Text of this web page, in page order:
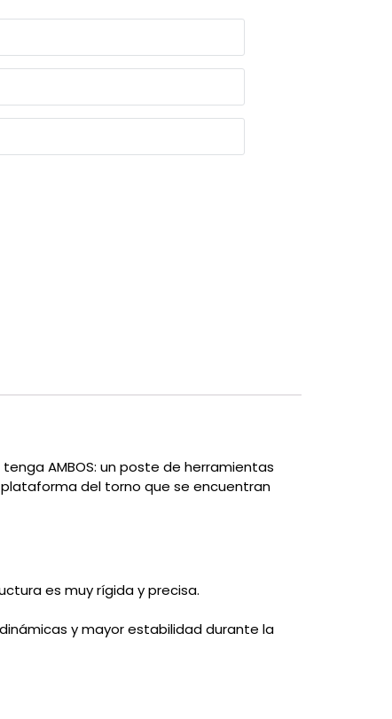
AMBOS: un poste de herramientas
del torno que se encuentran
es muy rígida y precisa.
y mayor estabilidad durante la